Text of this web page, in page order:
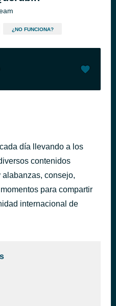
¿NO FUNCIONA?
día llevando a los
contenidos
consejo,
para compartir
internacional de